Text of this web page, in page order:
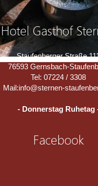
Hotel Gasthof
Staufenberger Straße
76593 Gernsbach-
Tel: 07224 / 3308
Mail:info@sternen-
- Donnerstag Ruhetag
Facebook